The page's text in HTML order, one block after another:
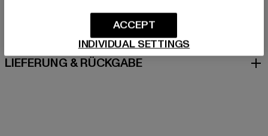
GRÖSSE & PASSFORM
PFLEGEHINWEISE
LIEFERUNG & RÜCKGABE
INDIVIDUAL SETTINGS
ACCEPT